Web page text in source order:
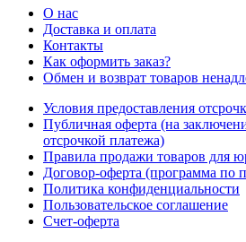
О нас
Доставка и оплата
Контакты
Как оформить заказ?
Обмен и возврат товаров
Условия предоставления
Публичная оферта (на
отсрочкой платежа)
Правила продажи товаров для
Договор-оферта (программа по
Политика конфиденциальности
Пользовательское соглашение
Счет-оферта